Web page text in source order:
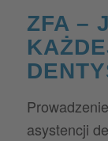
ZFA –
asystencji